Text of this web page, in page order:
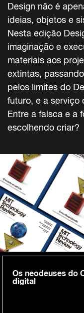
Design não é
ideias, objetos e
Nesta edição
imaginação e
materiais aos
extintas,
pelos limites do
futuro, e a serviço
Entre a faísca e a
escolhendo criar?
Os neodeuses do
digital